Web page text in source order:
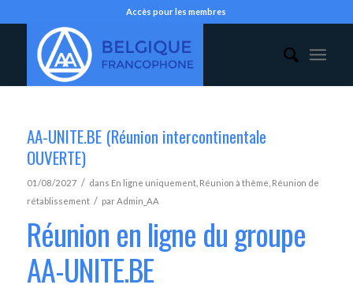
Accès pour les membres
AA-UNITE.BE (Réunion intercontinentale
OUVERTE)
01/08/2027 / dans En ligne uniquement, Réunion à thème Réunion de
rétablissement / parAdmin_AA
Réunion en ligne du groupe
AA-UNITE.BE